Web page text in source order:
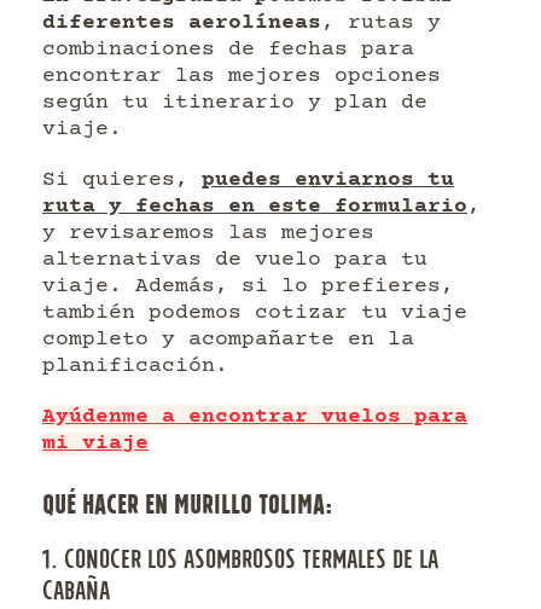
diferentes aerolíneas , rutas y
combinaciones de fechas para
encontrar las mejores opciones
según tu itinerario y plan de
viaje.
Si quieres, puedes enviarnos tu
ruta y fechas en este formulario ,
y revisaremos las mejores
alternativas de vuelo para tu
viaje. Además, si lo prefieres,
también podemos cotizar tu viaje
completo y acompañarte en la
planificación.
Ayúdenme a encontrar vuelos para
mi viaje
QUÉ HACER EN MURILLO TOLIMA:
1. CONOCER LOS ASOMBROSOS TERMALES DE LA
CABAÑA